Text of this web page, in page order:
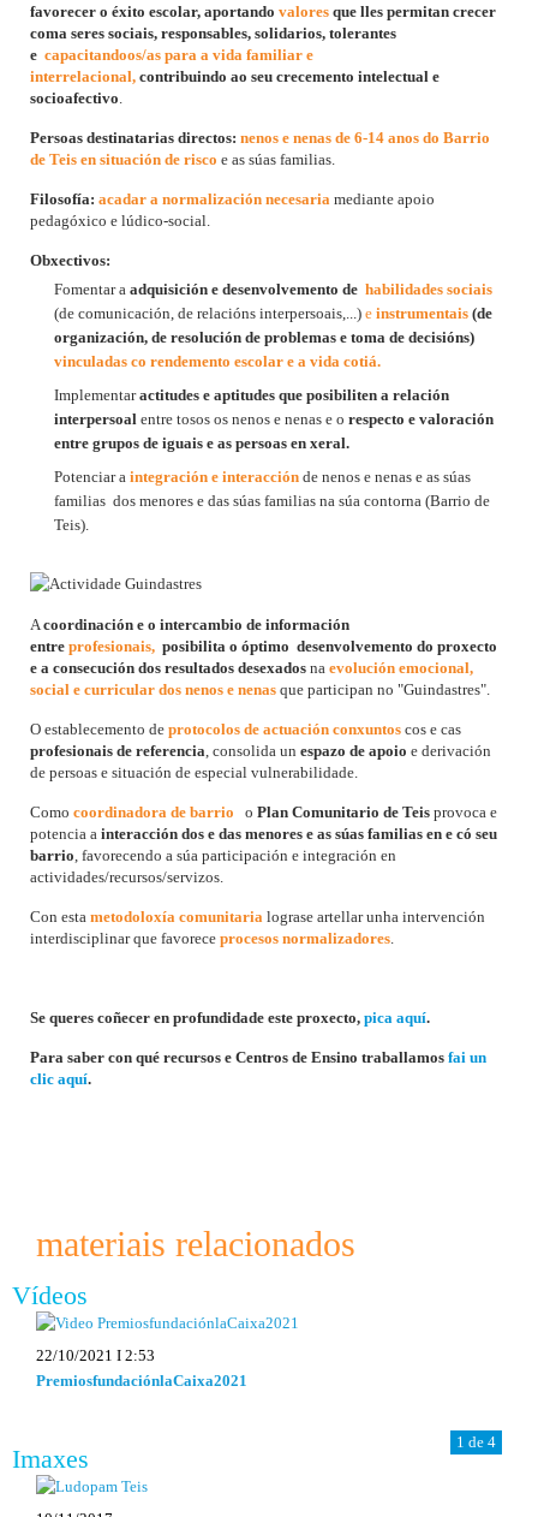
favorecer o éxito escolar, aportando valores que lles permitan crecer
coma seres sociais, responsables, solidarios, tolerantes
e capacitandoos/as para a vida familiar e
interrelacional, contribuindo ao seu crecemento intelectual e
socioafectivo
Persoas destinatarias directos: nenos e nenas de 6‑14 anos do Barrio
de Teis en situación de risco e as súas familias.
Filosofía: acadar a normalización necesaria mediante apoio
pedagóxico e lúdico‑social.
Obxectivos:
Fomentar a adquisición e desenvolvemento de habilidades sociais
(de comunicación, de relacións interpersoais,...) e instrumentais (de
organización, de resolución de problemas e toma de decisións)
vinculadas co rendemento escolar e a vida cotiá.
Implementaractitudes e aptitudes que posibiliten a relación
interpersoal entre tosos os nenos e nenas e o respecto e valoración
entre grupos de iguais e as persoas en xeral.
Potenciar a integración e interacción de nenos e nenas e as súas
familias dos menores e das súas familias na súa contorna (Barrio de
Teis).
A coordinación e o intercambio de información
entre profesionais, posibilita o óptimo desenvolvemento do proxecto
e a consecución dos resultados desexados na evolución emocional,
social e curricular dos nenos e nenas que participan no "Guindastres".
O establecemento de protocolos de actuación conxuntos cos e cas
profesionais de referencia , consolida un espazo de apoio e derivación
de persoas e situación de especial vulnerabilidade.
Como coordinadora de barrio o Plan Comunitario de Teis provoca e
potencia a interacción dos e das menores e as súas familias en e có seu
barrio , favorecendo a súa participación e integración en
actividades/recursos/servizos.
Con esta metodoloxía comunitaria lograse artellar unha intervención
interdisciplinar que favorece procesos normalizadores
Se queres coñecer en profundidade este proxecto, pica aquí.
Para saber con qué recursos e Centros de Ensino traballamos fai un
clic aquí.
materiais relacionados
Vídeos
22/10/2021 I 2:53
PremiosfundaciónlaCaixa2021
Imaxes
1 de 4